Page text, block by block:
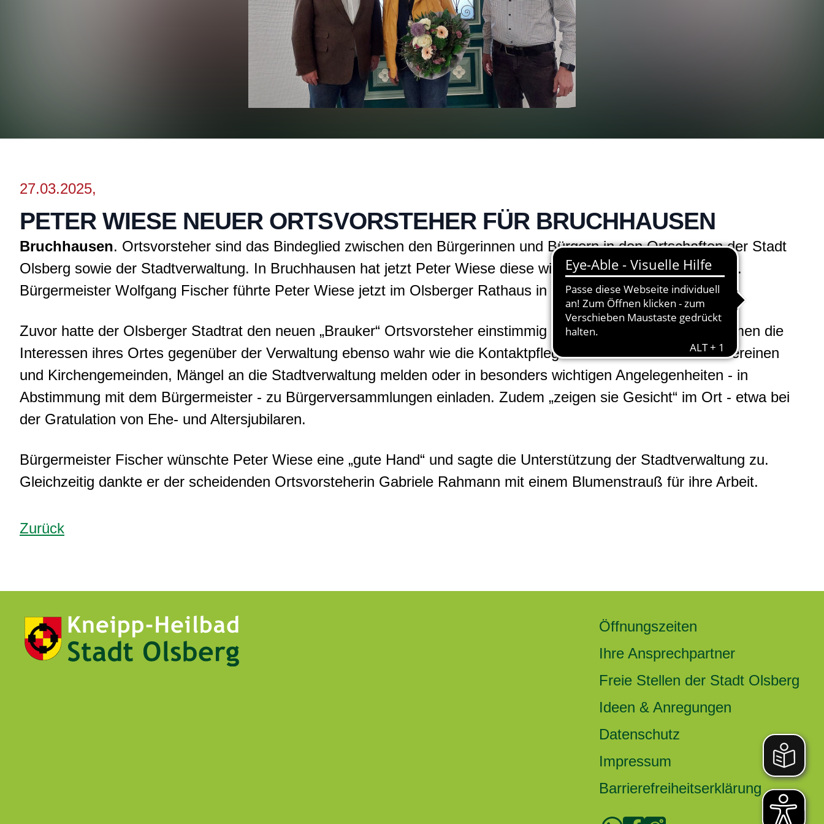
27.03.2025,
PETER WIESE NEUER ORTSVORSTEHER FÜR BRUCHHAUSEN
Bruchhausen. Ortsvorsteher sind das Bindeglied zwischen den Bürgerinnen und Bürgern in den Ortschaften der Stadt
Olsberg sowie der Stadtverwaltung. In Bruchhausen hat jetzt Peter Wiese diese wichtige Aufgabe übernommen.
Bürgermeister Wolfgang Fischer führte Peter Wiese jetzt im Olsberger Rathaus in sein neues Amt ein.
Zuvor hatte der Olsberger Stadtrat den neuen „Brauker“ Ortsvorsteher einstimmig bestätigt. Ortsvorsteher nehmen die
Interessen ihres Ortes gegenüber der Verwaltung ebenso wahr wie die Kontaktpflege zwischen den örtlichen Vereinen
und Kirchengemeinden, Mängel an die Stadtverwaltung melden oder in besonders wichtigen Angelegenheiten - in
Abstimmung mit dem Bürgermeister - zu Bürgerversammlungen einladen. Zudem „zeigen sie Gesicht“ im Ort - etwa bei
der Gratulation von Ehe- und Altersjubilaren.
Bürgermeister Fischer wünschte Peter Wiese eine „gute Hand“ und sagte die Unterstützung der Stadtverwaltung zu.
Gleichzeitig dankte er der scheidenden Ortsvorsteherin Gabriele Rahmann mit einem Blumenstrauß für ihre Arbeit.
Zurück
Öffnungszeiten
Ihre Ansprechpartner
Freie Stellen der Stadt Olsberg
Ideen & Anregungen
Datenschutz
Impressum
Barrierefreiheitserklärung